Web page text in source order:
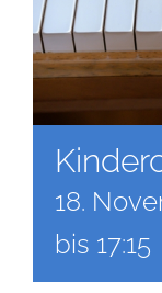
18.
bis 17:15